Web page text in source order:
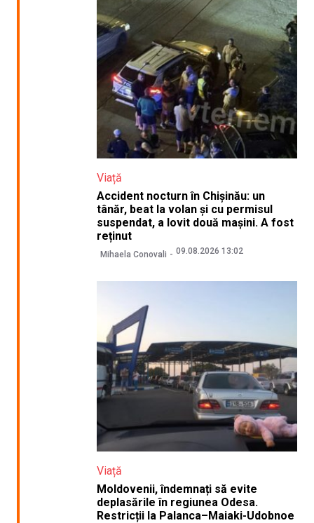
Viață
Accident nocturn în Chișinău: un
tânăr, beat la volan și cu permisul
suspendat, a lovit două mașini. A fost
reținut
Mihaela Conovali 09.08.2026 13:02
Viață
Moldovenii, îndemnați să evite
deplasările în regiunea Odesa.
Restricții la Palanca–Maiaki-Udobnoe